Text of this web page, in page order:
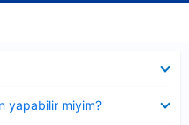
yapabilir miyim?